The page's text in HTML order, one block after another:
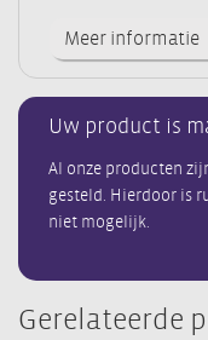
Meer informatie
Uw product is
Al onze producten
gesteld. Hierdoor is
niet mogelijk.
Gerelateerde